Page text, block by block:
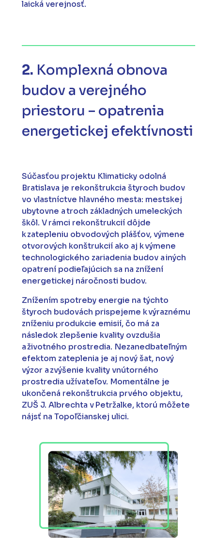
laická verejnosť.
2. Komplexná obnova
budov a verejného
priestoru – opatrenia
energetickej efektívnosti
Súčasťou projektu Klimaticky odolná
Bratislava je rekonštrukcia štyroch budov
vo vlastníctve hlavného mesta: mestskej
ubytovne a troch základných umeleckých
škôl. V rámci rekonštrukcií dôjde
k zatepleniu obvodových plášťov, výmene
otvorových konštrukcií ako aj k výmene
technologického zariadenia budov a iných
opatrení podieľajúcich sa na znížení
energetickej náročnosti budov.
Znížením spotreby energie na týchto
štyroch budovách prispejeme k výraznému
zníženiu produkcie emisií, čo má za
následok zlepšenie kvality ovzdušia
a životného prostredia. Nezanedbateľným
efektom zateplenia je aj nový šat, nový
výzor a zvýšenie kvality vnútorného
prostredia užívateľov. Momentálne je
ukončená rekonštrukcia prvého objektu,
ZUŠ J. Albrechta v Petržalke, ktorú môžete
nájsť na Topoľčianskej ulici.